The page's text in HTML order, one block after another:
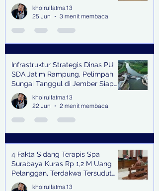
khoirulfatma13
25 Jun
3 menit membaca
Infrastruktur Strategis Dinas PU
SDA Jatim Rampung, Pelimpah
Sungai Tanggul di Jember Siap
Bangkitkan Swasembada Pangan
dan Pengendali Banjir
khoirulfatma13
22 Jun
2 menit membaca
4 Fakta Sidang Terapis Spa
Surabaya Kuras Rp 1,2 M Uang
Pelanggan, Terdakwa Tersudut
oleh Keterangan Saksi Kunci
khoirulfatma13